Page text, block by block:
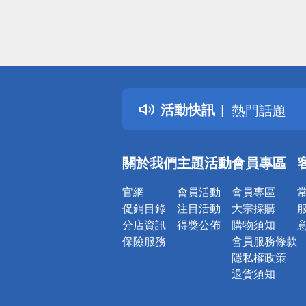
活動快訊
詐騙網頁！
得獎公告
熱門話題
銀行優惠
詐騙網頁！
關於我們
官網
促銷目錄
分店資訊
保險服務
主題活動
會員活動
注目活動
得獎公佈
會員專區
會員專區
大宗採購
購物須知
會員服務條款
隱私權政策
退貨須知